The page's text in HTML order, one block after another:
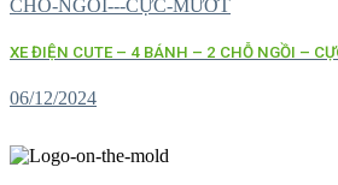
XE ĐIỆN CUTE – 4 BÁNH – 2 CHỖ NGỒI –
06/12/2024